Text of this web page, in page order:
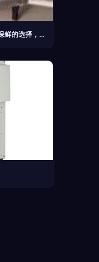
安淇尔厨房设备保鲜操作台 高品质食材保鲜的选择，打造高效餐饮后厨